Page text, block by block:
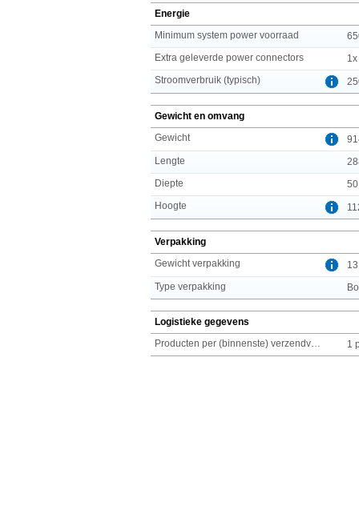
Energie
Minimum system power voorraad
Extra geleverde power connectors
Stroomverbruik (typisch)
Gewicht en omvang
Gewicht
Lengte
Diepte
Hoogte
Verpakking
Gewicht verpakking
Type verpakking
Logistieke gegevens
1